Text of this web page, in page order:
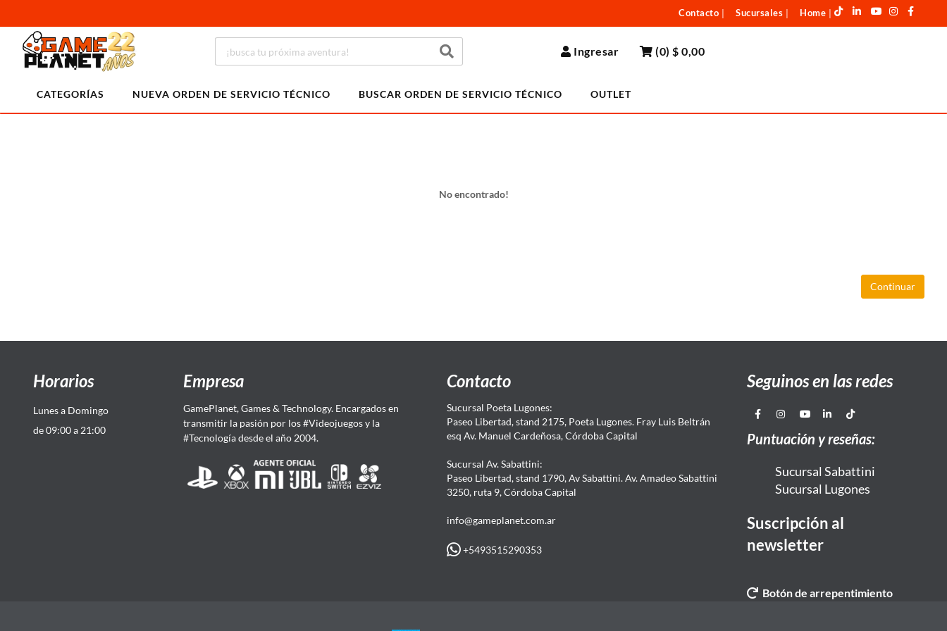
Contacto Sucursales Home
Ingresar (0)$ 0,00
CATEGORÍAS NUEVA ORDEN DE SERVICIO TÉCNICO BUSCAR ORDEN DE SERVICIO TÉCNICO OUTLET
No encontrado!
Continuar
Horarios
Lunes a Domingo
de 09:00 a 21:00
Empresa
GamePlanet, Games & Technology. Encargados en
transmitir la pasión por los #Videojuegos y la
#Tecnología desde el año 2004.
Contacto
Sucursal Poeta Lugones:
Paseo Libertad, stand 2175, Poeta Lugones. Fray Luis Beltrán
esq Av. Manuel Cardeñosa, Córdoba Capital
Sucursal Av. Sabattini:
Paseo Libertad, stand 1790, Av Sabattini. Av. Amadeo Sabattini
3250, ruta 9, Córdoba Capital
info@gameplanet.com.ar
+5493515290353
Seguinos en las redes
Puntuación y reseñas:
Sucursal Sabattini
Sucursal Lugones
Suscripción al
newsletter
Botón de arrepentimiento